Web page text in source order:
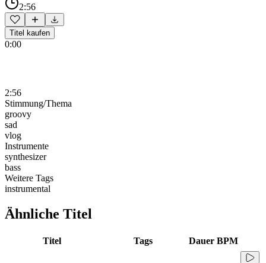
2:56
Titel kaufen
0:00
2:56
Stimmung/Thema
groovy
sad
vlog
Instrumente
synthesizer
bass
Weitere Tags
instrumental
Ähnliche Titel
Titel Tags Dauer BPM